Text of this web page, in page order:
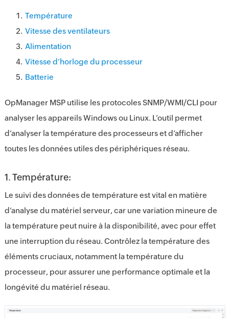
Température
Vitesse des ventilateurs
Alimentation
Vitesse d’horloge du processeur
Batterie
OpManager MSP utilise les protocoles SNMP/WMI/CLI pour
analyser les appareils Windows ou Linux. L’outil permet
d’analyser la température des processeurs et d’afficher
toutes les données utiles des périphériques réseau.
1. Température:
Le suivi des données de température est vital en matière
d’analyse du matériel serveur, car une variation mineure de
la température peut nuire à la disponibilité, avec pour effet
une interruption du réseau. Contrôlez la température des
éléments cruciaux, notamment la température du
processeur, pour assurer une performance optimale et la
longévité du matériel réseau.